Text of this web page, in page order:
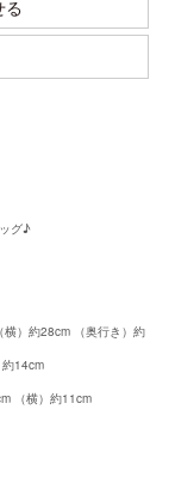
る
グ♪
横）約28cm （奥行き）約
14cm
（横）約11cm